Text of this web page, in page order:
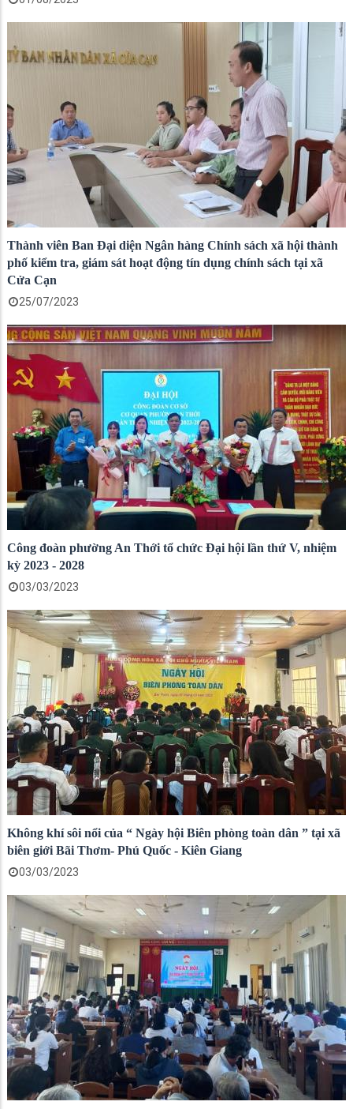
Thành viên Ban Đại diện Ngân hàng Chính sách xã hội thành
phố kiểm tra, giám sát hoạt động tín dụng chính sách tại xã
Cửa Cạn
25/07/2023
Công đoàn phường An Thới tổ chức Đại hội lần thứ V, nhiệm
kỳ 2023 - 2028
03/03/2023
Không khí sôi nổi của “ Ngày hội Biên phòng toàn dân ” tại xã
biên giới Bãi Thơm- Phú Quốc - Kiên Giang
03/03/2023